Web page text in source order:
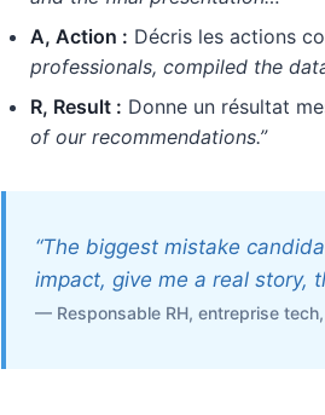
A, Action : Décris les actions
professionals, compiled the
R, Result : Donne un résultat
of our recommendations.”
“The biggest mistake
impact, give me a real story,
— Responsable RH, entreprise